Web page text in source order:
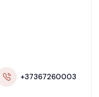
+37367260003